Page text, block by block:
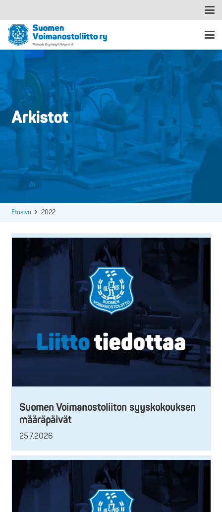
Arkistot
Etusivu 2022
Suomen Voimanostoliiton syyskokouksen
määräpäivät
25.7.2026